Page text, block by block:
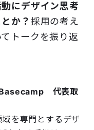
にデザイン思考
か？ 採用の考え
トークを振り返
代表取
を専門とするデザ